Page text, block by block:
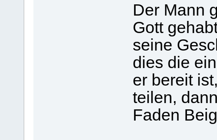
Der Mann
Gott
seine
dies die
er bereit
teilen,
Faden